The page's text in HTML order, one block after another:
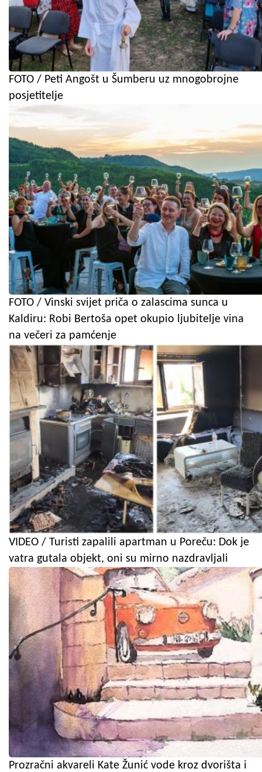
FOTO / Peti Angošt u Šumberu uz mnogobrojne
posjetitelje
FOTO / Vinski svijet priča o zalascima sunca u
Kaldiru: Robi Bertoša opet okupio ljubitelje vina
na večeri za pamćenje
VIDEO / Turisti zapalili apartman u Poreču: Dok je
vatra gutala objekt, oni su mirno nazdravljali
Prozračni akvareli Kate Žunić vode kroz dvorišta i